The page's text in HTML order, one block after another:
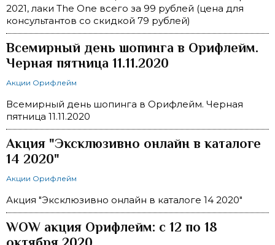
2021, лаки The One всего за 99 рублей (цена для
консультантов со скидкой 79 рублей)
Всемирный день шопинга в Орифлейм.
Черная пятница 11.11.2020
Акции Орифлейм
Всемирный день шопинга в Орифлейм. Черная
пятница 11.11.2020
Акция "Эксклюзивно онлайн в каталоге
14 2020"
Акции Орифлейм
Акция "Эксклюзивно онлайн в каталоге 14 2020"
WOW акция Орифлейм: с 12 по 18